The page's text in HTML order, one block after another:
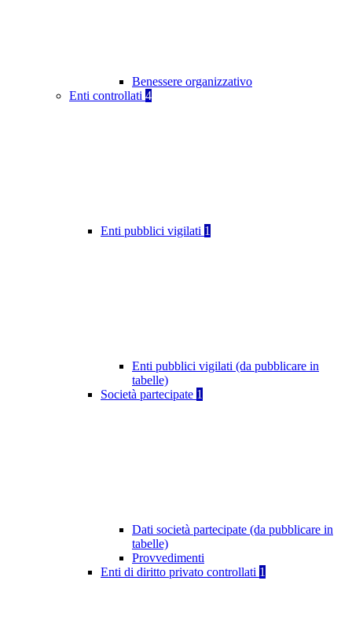
Benessere organizzativo
Enti controllati 4
Enti pubblici vigilati 1
Enti pubblici vigilati (da pubblicare in
tabelle)
Società partecipate 1
Dati società partecipate (da pubblicare in
tabelle)
Provvedimenti
Enti di diritto privato controllati 1